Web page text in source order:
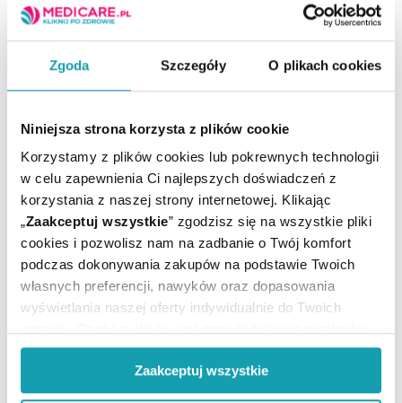
Zgoda Szczegóły O plikach cookies
Niniejsza strona korzysta z plików cookie
Korzystamy z plików cookies lub pokrewnych technologii
w celu zapewnienia Ci najlepszych doświadczeń z
korzystania z naszej strony internetowej. Klikając
„Zaakceptuj wszystkie” zgodzisz się na wszystkie pliki
cookies i pozwolisz nam na zadbanie o Twój komfort
podczas dokonywania zakupów na podstawie Twoich
własnych preferencji, nawyków oraz dopasowania
wyświetlania naszej oferty indywidualnie do Twoich
do prawidłowego działania Portalu oraz jego
funkcjonalności. W zależności od funkcji, dane o tym jak
korzystasz z naszej witryny będą również przekazywane
Zaakceptuj wszystkie
mechanizmom działania.
niesteroidowych leków przeciwzapalnych.
odpowiedzialne za rozwój obrzęku, zaczerwienienia i
podwyższoną temperaturę w ognisku zapalnym.
Drugim składnikiem jest mizoprostol, który działa
ochronnie na błonę śluzową żołądka. Jego obecność w
leku zmniejsza ryzyko działań niepożądanych ze
strony przewodu pokarmowego, które mogą
występować podczas stosowania NLPZ.